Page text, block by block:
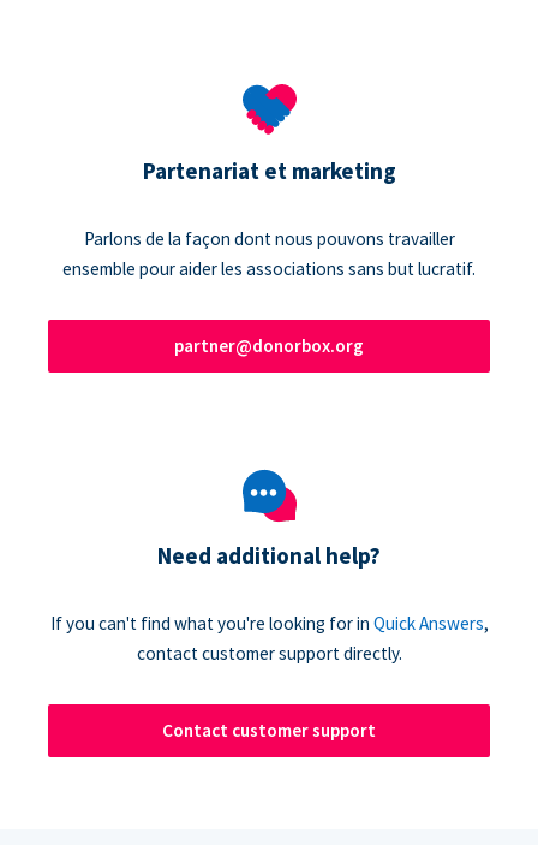
Partenariat et marketing
Parlons de la façon dont nous pouvons travailler
ensemble pour aider les associations sans but lucratif.
partner@donorbox.org
Need additional help?
If you can't find what you're looking for in Quick Answers,
contact customer support directly.
Contact customer support